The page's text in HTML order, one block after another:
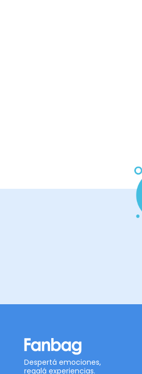
Despertá emociones,
regalá experiencias.